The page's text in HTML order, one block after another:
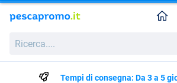
Tempi di consegna: Da 3 a 5